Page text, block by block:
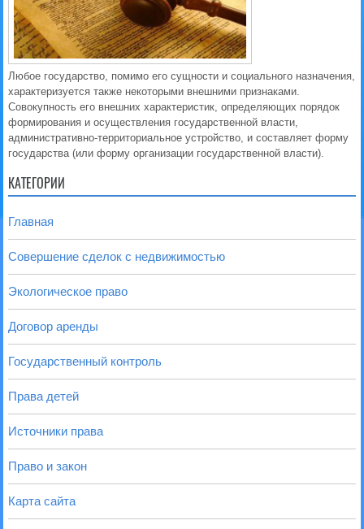
Любое государство, помимо его сущности и социального назначения,
характеризуется также некоторыми внешними признаками.
Совокупность его внешних характеристик, определяющих порядок
формирования и осуществления государственной власти,
административно-территориальное устройство, и составляет форму
государства (или форму организации государственной власти).
КАТЕГОРИИ
Главная
Совершение сделок с недвижимостью
Экологическое право
Договор аренды
Государственный контроль
Права детей
Источники права
Право и закон
Карта сайта